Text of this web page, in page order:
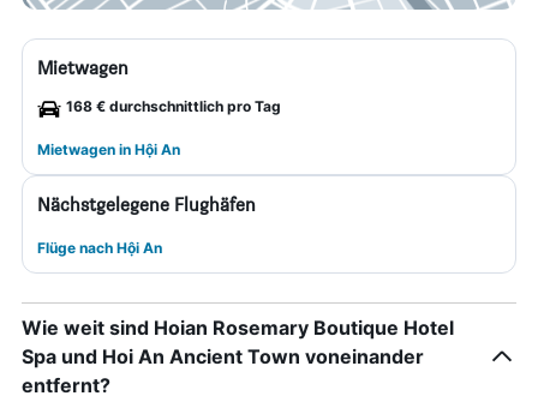
Mietwagen
168 € durchschnittlich pro Tag
Mietwagen in Hội An
Nächstgelegene Flughäfen
Flüge nach Hội An
Wie weit sind Hoian Rosemary Boutique Hotel
Spa und Hoi An Ancient Town voneinander
entfernt?